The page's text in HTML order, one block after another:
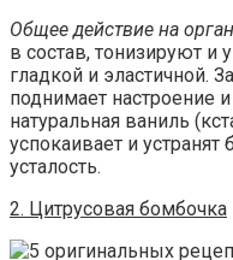
Общее действие на
в состав, тонизируют и
гладкой и эластичной.
поднимает настроение
натуральная ваниль
успокаивает и устранят
усталость.
2. Цитрусовая бомбочка